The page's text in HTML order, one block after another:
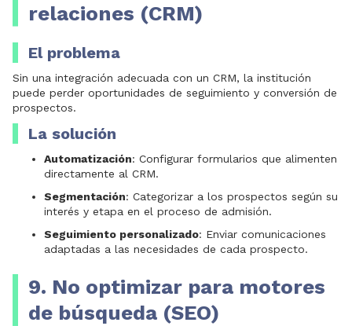
relaciones (CRM)
El problema
Sin una integración adecuada con un CRM, la institución
puede perder oportunidades de seguimiento y conversión de
prospectos.
La solución
Automatización: Configurar formularios que alimenten
directamente al CRM.
Segmentación: Categorizar a los prospectos según su
interés y etapa en el proceso de admisión.
Seguimiento personalizado: Enviar comunicaciones
adaptadas a las necesidades de cada prospecto.
9. No optimizar para motores
de búsqueda (SEO)